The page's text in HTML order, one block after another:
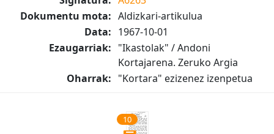
Dokumentu mota: Aldizkari-artikulua
Data: 1967-10-01
Ezaugarriak: "Ikastolak" / Andoni
Kortajarena. Zeruko Argia
Oharrak: "Kortara" ezizenez izenpetua
10